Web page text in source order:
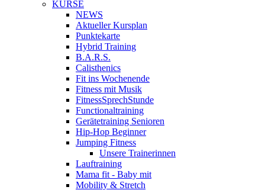
KURSE
NEWS
Aktueller Kursplan
Punktekarte
Hybrid Training
B.A.R.S.
Calisthenics
Fit ins Wochenende
Fitness mit Musik
FitnessSprechStunde
Functionaltraining
Gerätetraining Senioren
Hip-Hop Beginner
Jumping Fitness
Unsere Trainerinnen
Lauftraining
Mama fit - Baby mit
Mobility & Stretch